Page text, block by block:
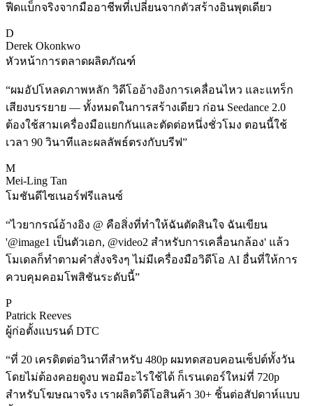
ฟีดแบ็กจริงจากมืออาชีพที่เปลี่ยนจากตัวสร้างอินพุตเดียว
D
Derek Okonkwo
หัวหน้าการตลาดผลิตภัณฑ์
“ผมอัปโหลดภาพหลัก วิดีโออ้างอิงการเคลื่อนไหว และแทร็ก
เสียงบรรยาย — ทั้งหมดในการสร้างเดียว ก่อน Seedance 2.0
ต้องใช้สามเครื่องมือแยกกันและตัดต่อหนึ่งชั่วโมง ตอนนี้ใช้
เวลา 90 วินาทีและผลลัพธ์ตรงกับบรีฟ”
M
Mei-Ling Tan
โมชันดีไซเนอร์ฟรีแลนซ์
“ไวยากรณ์อ้างอิง @ คือสิ่งที่ทำให้ฉันตัดสินใจ ฉันเขียน
'@image1 เป็นตัวเอก, @video2 สำหรับการเคลื่อนกล้อง' แล้ว
โมเดลก็ทำตามคำสั่งจริงๆ ไม่มีเครื่องมือวิดีโอ AI อื่นที่ให้การ
ควบคุมคอมโพสิชันระดับนี้”
P
Patrick Reeves
ผู้ก่อตั้งแบรนด์ DTC
“ที่ 20 เครดิตต่อวินาทีสำหรับ 480p ผมทดสอบคอนเซ็ปต์ทั้งวัน
โดยไม่ต้องคอยดูงบ พอมีอะไรใช้ได้ ก็เรนเดอร์ใหม่ที่ 720p
สำหรับโฆษณาจริง เราผลิตวิดีโอสินค้า 30+ ชิ้นต่อสัปดาห์แบบ